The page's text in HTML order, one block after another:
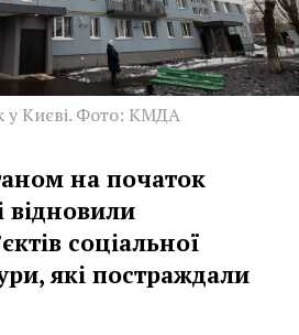
у Києві. Фото: КМДА
на початок
відновили
соціальної
які постраждали